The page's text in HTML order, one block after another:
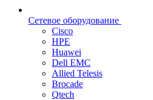
Сетевое оборудование
Cisco
HPE
Huawei
Dell EMC
Allied Telesis
Brocade
Qtech